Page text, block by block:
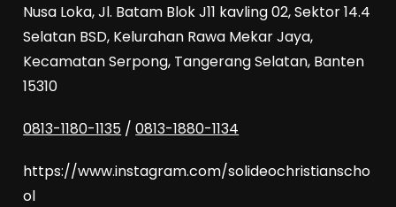
Nusa Loka, Jl. Batam Blok J11 kavling 02, Sektor 14.4
Selatan BSD, Kelurahan Rawa Mekar Jaya,
Kecamatan Serpong, Tangerang Selatan, Banten
15310
0813-1180-1135 /0813-1880-1134
https://www.instagram.com/solideochristianscho
ol